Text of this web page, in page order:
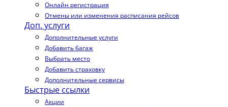
Онлайн регистрация
Отмены или изменения расписания рейсов
Доп. услуги
Дополнительные услуги
Добавить багаж
Выбрать место
Добавить страховку
Дополнительные сервисы
Быстрые ссылки
Акции